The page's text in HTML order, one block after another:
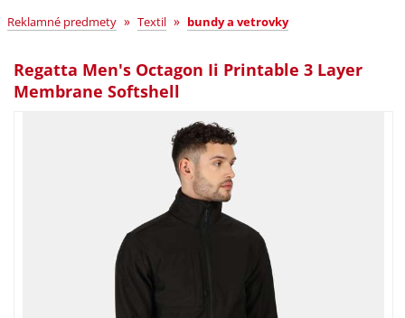
Reklamné predmety » Textil » bundy a vetrovky
Regatta Men's Octagon Ii Printable 3 Layer
Membrane Softshell